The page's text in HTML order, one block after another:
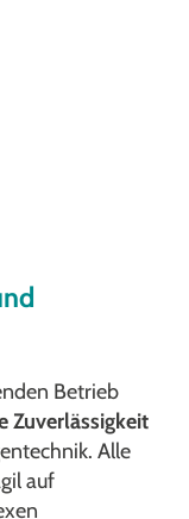
Betrieb
Zuverlässigkeit
Alle
auf